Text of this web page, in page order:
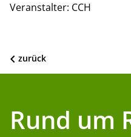
Veranstalter: CCH
zurück
Rund um